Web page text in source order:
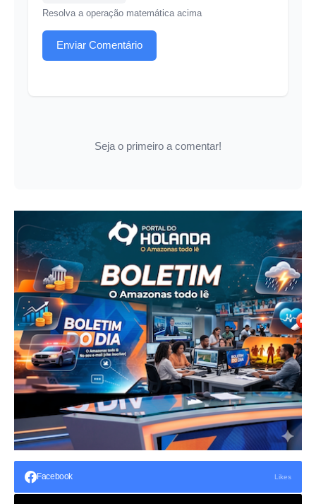
Resolva a operação matemática acima
Enviar Comentário
Seja o primeiro a comentar!
Facebook Likes